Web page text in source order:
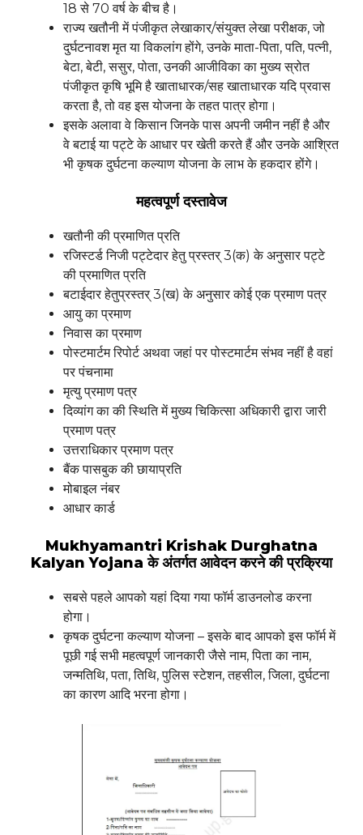
18 से 70 वर्ष के बीच है।
राज्य खतौनी में पंजीकृत लेखाकार/संयुक्त लेखा परीक्षक, जो
दुर्घटनावश मृत या विकलांग होंगे, उनके माता-पिता, पति, पत्नी,
बेटा, बेटी, ससुर, पोता, उनकी आजीविका का मुख्य स्रोत
पंजीकृत कृषि भूमि है खाताधारक/सह खाताधारक यदि प्रवास
करता है, तो वह इस योजना के तहत पात्र होगा।
इसके अलावा वे किसान जिनके पास अपनी जमीन नहीं है और
वे बटाई या पट्टे के आधार पर खेती करते हैं और उनके आश्रित
भी कृषक दुर्घटना कल्याण योजना के लाभ के हकदार होंगे।
महत्वपूर्ण दस्तावेज
खतौनी की प्रमाणित प्रति
रजिस्टर्ड निजी पट्टेदार हेतु प्रस्तर् 3(क) के अनुसार पट्टे
की प्रमाणित प्रति
बटाईदार हेतुप्रस्तर् 3(ख) के अनुसार कोई एक प्रमाण पत्र
आयु का प्रमाण
निवास का प्रमाण
पोस्टमार्टम रिपोर्ट अथवा जहां पर पोस्टमार्टम संभव नहीं है वहां
पर पंचनामा
मृत्यु प्रमाण पत्र
दिव्यांग का की स्थिति में मुख्य चिकित्सा अधिकारी द्वारा जारी
प्रमाण पत्र
उत्तराधिकार प्रमाण पत्र
बैंक पासबुक की छायाप्रति
मोबाइल नंबर
आधार कार्ड
Mukhyamantri Krishak Durghatna
Kalyan Yojana के अंतर्गत आवेदन करने की प्रक्रिया
सबसे पहले आपको यहां दिया गया फॉर्म डाउनलोड करना
होगा।
कृषक दुर्घटना कल्याण योजना – इसके बाद आपको इस फॉर्म में
पूछी गई सभी महत्वपूर्ण जानकारी जैसे नाम, पिता का नाम,
जन्मतिथि, पता, तिथि, पुलिस स्टेशन, तहसील, जिला, दुर्घटना
का कारण आदि भरना होगा।